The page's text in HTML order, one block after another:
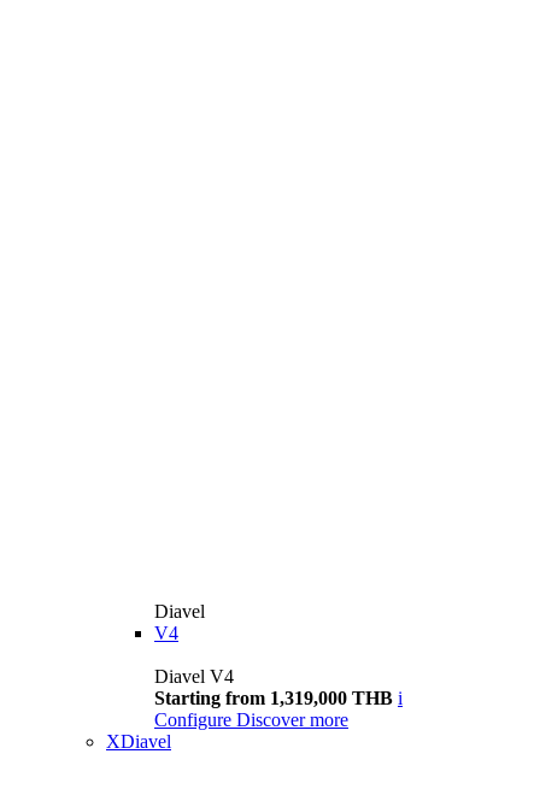
Diavel
V4
Diavel V4
Starting from 1,319,000 THB i
Configure Discover more
XDiavel